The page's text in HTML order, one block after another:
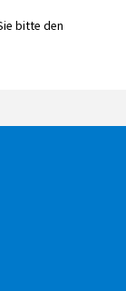
Kosten.
bitte den